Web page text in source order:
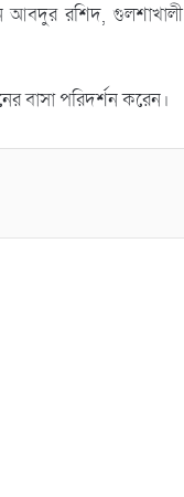
আবদুর রশিদ, গুলশাখালী
বাসা পরিদর্শন করেন।